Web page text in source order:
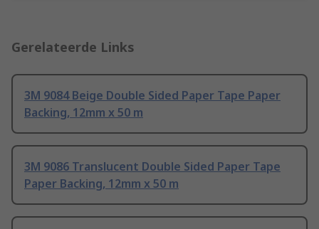
Gerelateerde Links
3M 9084 Beige Double Sided Paper Tape Paper
Backing, 12mm x 50 m
3M 9086 Translucent Double Sided Paper Tape
Paper Backing, 12mm x 50 m